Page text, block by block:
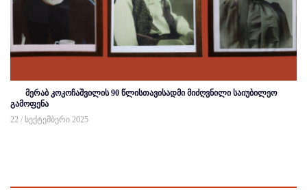
მერაბ კოკოჩაშვილის 90 წლისთავისადმი მიძღვნილი საიუბილეო
გამოფენა
22 / სექტემბერი 2025